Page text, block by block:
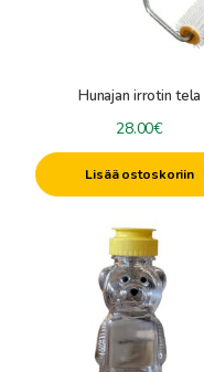
Hunajan irrotin tela
28.00€
Lisää ostoskoriin
muunnelma.